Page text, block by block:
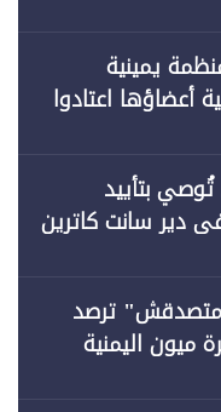
يمينية
أعضاؤها اعتادوا
بتأييد
أرض في دير سانت كاترين
ترصد
ميون اليمنية